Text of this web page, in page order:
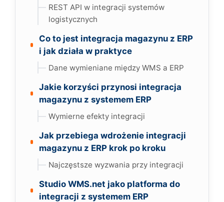
REST API w integracji systemów
logistycznych
Co to jest integracja magazynu z ERP
i jak działa w praktyce
Dane wymieniane między WMS a ERP
Jakie korzyści przynosi integracja
magazynu z systemem ERP
Wymierne efekty integracji
Jak przebiega wdrożenie integracji
magazynu z ERP krok po kroku
Najczęstsze wyzwania przy integracji
Studio WMS.net jako platforma do
integracji z systemem ERP